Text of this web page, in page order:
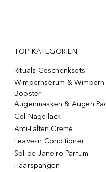
TOP KATEGORIEN
Rituals Geschenksets
Wimpernserum & Wimpern-
Booster
Augenmasken & Augen
Gel-Nagellack
Anti-Falten Creme
Leave-in Conditioner
Sol de Janeiro Parfum
Haarspangen